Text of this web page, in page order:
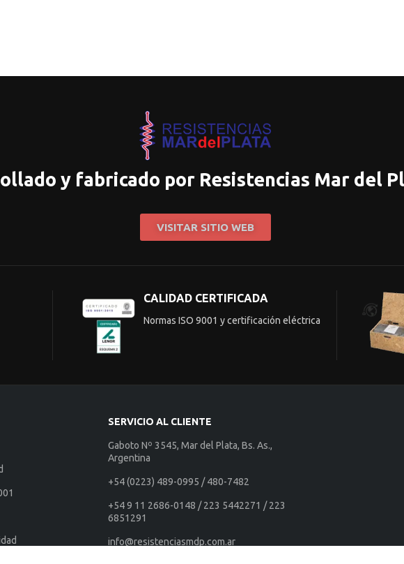
y fabricado por Resistencias Mar del
VISITAR SITIO WEB
CALIDAD CERTIFICADA
Normas ISO 9001 y certificación eléctrica
SERVICIO AL CLIENTE
Gaboto Nº 3545, Mar del Plata, Bs. As.,
Argentina
+54 (0223) 489-0995 / 480-7482
+54 9 11 2686-0148 / 223 5442271 / 223
6851291
info@resistenciasmdp.com.ar